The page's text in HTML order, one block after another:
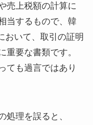
売上税額の計算に
当するもので、韓
おいて、取引の証明
重要な書類です。
ても過言ではあり
処理を誤ると、